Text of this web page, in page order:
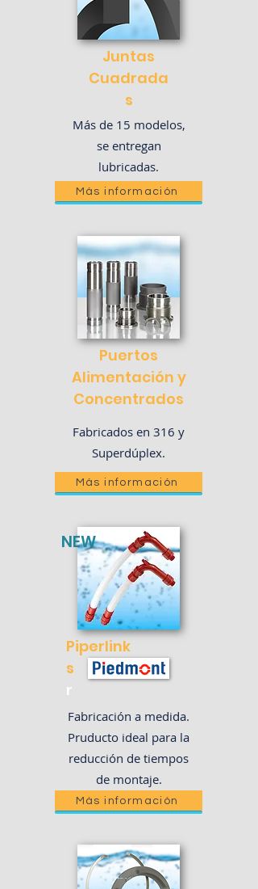
Juntas​
Cuadrada
s
Más de 15 modelos,
se entregan
lubricadas.
Más información
Puertos
Alimentación y
Concentrados
Fabricados en 316 y
Superdúplex.
Más información
NEW
Piperlink
s
r
Fabricación a medida.
Pruducto ideal para la
reducción de tiempos
de montaje.
Más información